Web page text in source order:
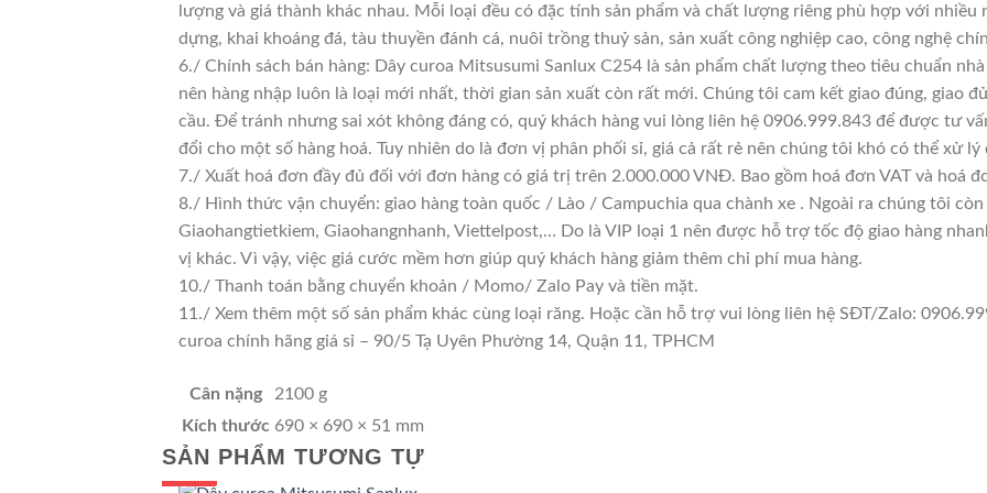
lượng và giá thành khác nhau. Mỗi loại đều có đặc tính sản phẩm và chất lượng riêng phù hợp với nhiều
dựng, khai khoáng đá, tàu thuyền đánh cá, nuôi trồng thuỷ sản, sản xuất công nghiệp cao, công nghệ
6./ Chính sách bán hàng: Dây curoa Mitsusumi Sanlux C254 là sản phẩm chất lượng theo tiêu chuẩn
nên hàng nhập luôn là loại mới nhất, thời gian sản xuất còn rất mới. Chúng tôi cam kết giao đúng, giao
cầu. Để tránh nhưng sai xót không đáng có, quý khách hàng vui lòng liên hệ 0906.999.843 để được tư
đổi cho một số hàng hoá. Tuy nhiên do là đơn vị phân phối sỉ, giá cả rất rẻ nên chúng tôi khó có thể xử
7./ Xuất hoá đơn đầy đủ đối với đơn hàng có giá trị trên 2.000.000 VNĐ. Bao gồm hoá đơn VAT và hoá
8./ Hình thức vận chuyển: giao hàng toàn quốc / Lào / Campuchia qua chành xe . Ngoài ra chúng tôi
Giaohangtietkiem, Giaohangnhanh, Viettelpost,… Do là VIP loại 1 nên được hỗ trợ tốc độ giao hàng
vị khác. Vì vậy, việc giá cước mềm hơn giúp quý khách hàng giảm thêm chi phí mua hàng.
10./ Thanh toán bằng chuyển khoản / Momo/ Zalo Pay và tiền mặt.
11./ Xem thêm một số sản phẩm khác cùng loại răng. Hoặc cần hỗ trợ vui lòng liên hệ SĐT/Zalo:
curoa chính hãng giá sỉ – 90/5 Tạ Uyên Phường 14, Quận 11, TPHCM
Cân nặng
2100 g
Kích thước 690 × 690 × 51 mm
SẢN PHẨM TƯƠNG TỰ
GIÁ TỐT
GIÁ SỈ